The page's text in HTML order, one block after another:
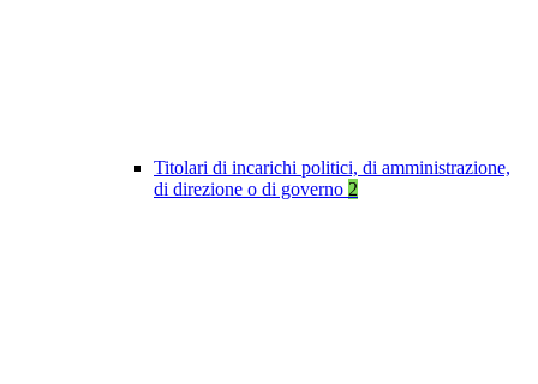
Titolari di incarichi politici, di amministrazione,
di direzione o di governo 2